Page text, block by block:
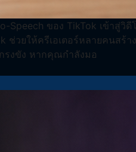
Speech ของ TikTok เข้าสู่
ช่วยให้ครีเอเตอร์หลายคน
รงขัง หากคุณกำลังมอ